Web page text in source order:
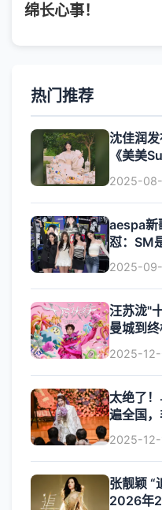
绵长心事！
热门推荐
沈佳润
《美美
2025-08-
aespa新
怼：SM
2025-09-
汪苏泷"
曼城到
2025-12-
太绝了
遍全国
2025-12-
张靓颖 “
2026年